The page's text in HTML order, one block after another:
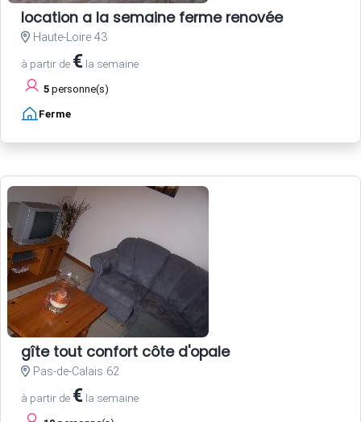
location a la semaine ferme renovée
Haute-Loire 43
à partir de € la semaine
5 personne(s)
Ferme
gîte tout confort côte d'opale
Pas-de-Calais 62
à partir de € la semaine